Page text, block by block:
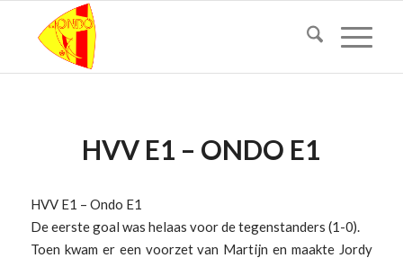
HVV E1 – ONDO E1
HVV E1 – Ondo E1
De eerste goal was helaas voor de tegenstanders (1-0).
Toen kwam er een voorzet van Martijn en maakte Jordy